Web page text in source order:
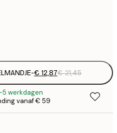
-€ 12,87€ 21,45
5 werkdagen
vanaf € 59